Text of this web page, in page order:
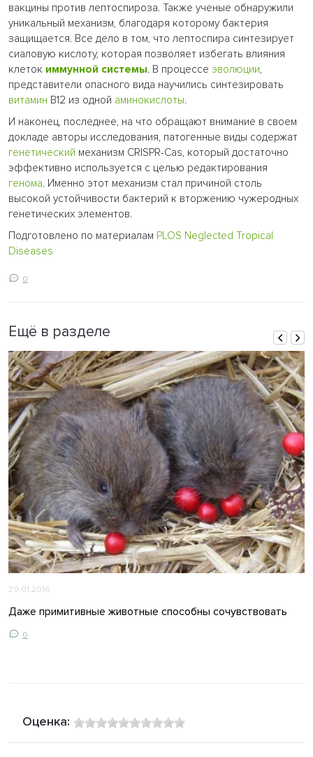
вакцины против лептоспироза. Также ученые обнаружили
уникальный механизм, благодаря которому бактерия
защищается. Все дело в том, что лептоспира синтезирует
сиаловую кислоту, которая позволяет избегать влияния
клеток иммунной системы. В процессе эволюции,
представители опасного вида научились синтезировать
витамин В12 из одной аминокислоты.
И наконец, последнее, на что обращают внимание в своем
докладе авторы исследования, патогенные виды содержат
генетический механизм CRISPR-Cas, который достаточно
эффективно используется с целью редактирования
генома. Именно этот механизм стал причиной столь
высокой устойчивости бактерий к вторжению чужеродных
генетических элементов.
Подготовлено по материалам PLOS Neglected Tropical
Diseases
0
Ещё в разделе
29.01.2016
Даже примитивные животные способны сочувствовать
0
Оценка: